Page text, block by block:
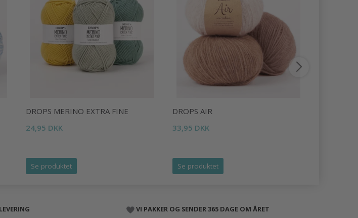
DROPS MERINO EXTRA FINE
24,95 DKK
Se produktet
DROPS AIR
33,95 DKK
Se produktet
VI PAKKER OG SENDER 365 DAGE OM ÅRET